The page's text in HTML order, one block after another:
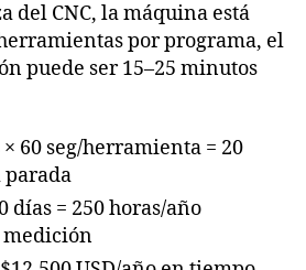
del CNC, la máquina está
por programa, el
puede ser 15–25 minutos
60 seg/herramienta = 20
días = 250 horas/año
medición